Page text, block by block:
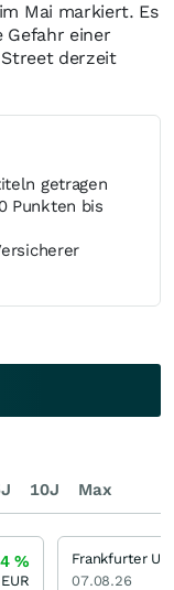
Mai markiert. Es
Gefahr einer
derzeit
getragen
Punkten bis
10J Max
%
EUR 07.08.26